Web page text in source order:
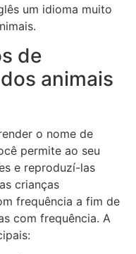
um idioma muito
de
animais
o nome de
permite ao seu
e reproduzí-las
crianças
frequência a fim de
com frequência. A